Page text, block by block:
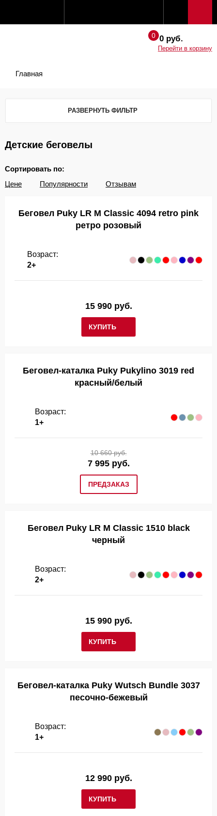
0 руб.
Перейти в корзину
Главная
РАЗВЕРНУТЬ ФИЛЬТР
Детские беговелы
Сортировать по:
Цене
Популярности Отзывам
Беговел Puky LR M Classic 4094 retro pink
ретро розовый
Возраст:
2+
КУПИТЬ
15 990 руб.
Беговел-каталка Puky Pukylino 3019 red
красный/белый
Возраст:
1+
ПРЕДЗАКАЗ
10 660 руб.
7 995 руб.
Беговел Puky LR M Classic 1510 black
черный
Возраст:
2+
КУПИТЬ
15 990 руб.
Беговел-каталка Puky Wutsch Bundle 3037
песочно-бежевый
Возраст:
1+
КУПИТЬ
12 990 руб.